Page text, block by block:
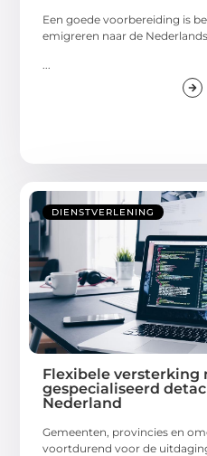
Een goede voorbereiding is
emigreren naar de
...
DIENSTVERLENING
Flexibele versterking
gespecialiseerd
Nederland
Gemeenten, provincies en
voortdurend voor de